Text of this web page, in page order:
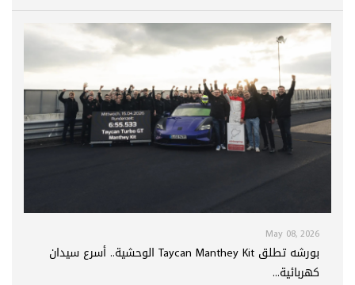
May 08, 2026
بورشه تطلق Taycan Manthey Kit الوحشية.. أسرع سيدان
كهربائية...